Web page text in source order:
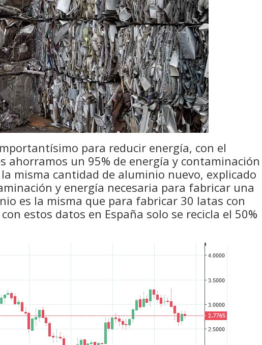
para reducir energía, con el
ahorramos un 95% de energía y contaminación
misma cantidad de aluminio nuevo, explicado
y energía necesaria para fabricar una
es la misma que para fabricar 30 latas con
estos datos en España solo se recicla el 50%